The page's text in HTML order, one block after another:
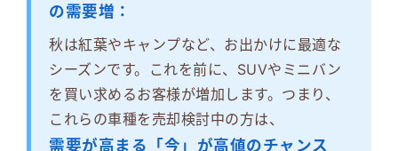
の需要増：
秋は紅葉やキャンプなど、お出かけに最適な
シーズンです。これを前に、SUVやミニバン
を買い求めるお客様が増加します。つまり、
これらの車種を売却検討中の方は、
需要が高まる「今」が高値のチャンス